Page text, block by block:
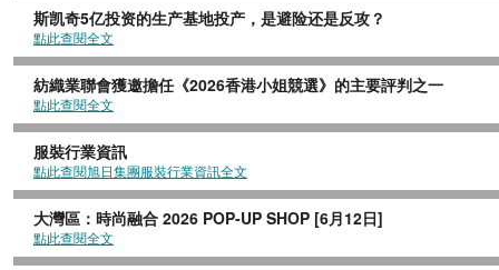
斯凯奇5亿投资的生产基地投产，是避险还是反攻？
點此查閱全文
紡織業聯會獲邀擔任《2026香港小姐競選》的主要評判之一
點此查閱全文
服裝行業資訊
點此查閱旭日集團服裝行業資訊全文
大灣區：時尚融合 2026 POP-UP SHOP [6月12日]
點此查閱全文